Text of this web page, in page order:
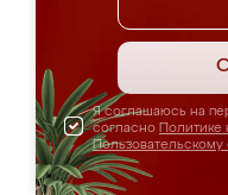
Я соглашаюсь на
согласно Политике